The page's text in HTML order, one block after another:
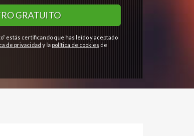
GRATUITO
estás certificando que has leído y aceptado
de privacidad y la política de cookies de